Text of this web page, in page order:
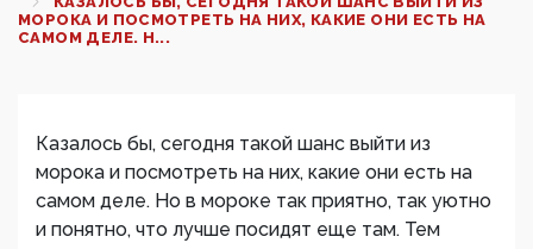
МОРОКА И ПОСМОТРЕТЬ НА НИХ, КАКИЕ ОНИ ЕСТЬ НА
САМОМ ДЕЛЕ. Н...
Казалось бы, сегодня такой шанс выйти из
морока и посмотреть на них, какие они есть на
самом деле. Но в мороке так приятно, так уютно
и понятно, что лучше посидят еще там. Тем